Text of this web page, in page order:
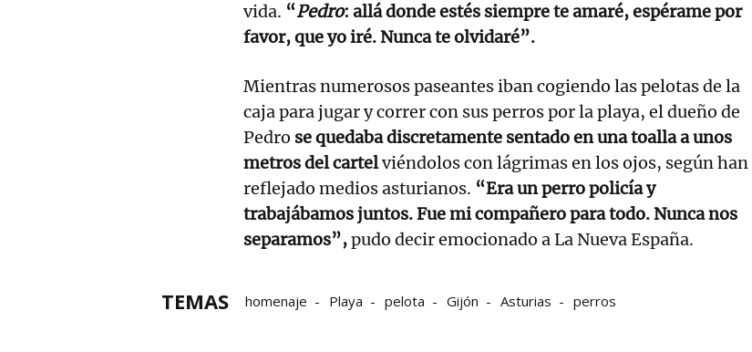
vida. “Pedro: allá donde estés siempre te amaré, espérame por
favor, que yo iré. Nunca te olvidaré”.
Mientras numerosos paseantes iban cogiendo las pelotas de la
caja para jugar y correr con sus perros por la playa, el dueño de
Pedro se quedaba discretamente sentado en una toalla a unos
metros del cartelviéndolos con lágrimas en los ojos, según han
reflejado medios asturianos. “Era un perro policía y
trabajábamos juntos. Fue mi compañero para todo. Nunca nos
separamos”,pudo decir emocionado a La Nueva España.
TEMAS homenaje Playa pelota Gijón Asturias perros